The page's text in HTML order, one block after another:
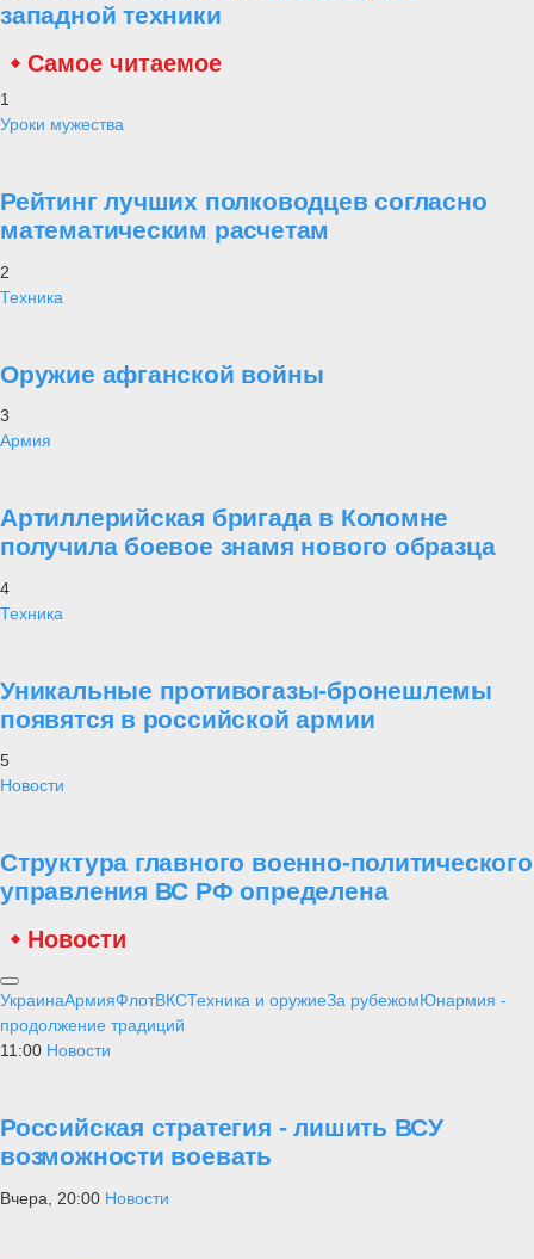
западной техники
Самое читаемое
1
Уроки мужества
Рейтинг лучших полководцев согласно
математическим расчетам
2
Техника
Оружие афганской войны
3
Армия
Артиллерийская бригада в Коломне
получила боевое знамя нового образца
4
Техника
Уникальные противогазы-бронешлемы
появятся в российской армии
5
Новости
Структура главного военно-политического
управления ВС РФ определена
Новости
УкраинаАрмияФлотВКСТехника и оружиеЗа рубежомЮнармия -
продолжение традиций
11:00 Новости
Российская стратегия - лишить ВСУ
возможности воевать
Вчера, 20:00 Новости